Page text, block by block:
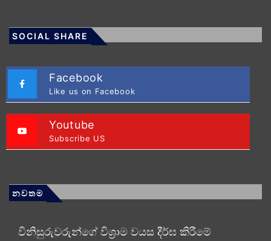
SOCIAL SHARE
Facebook
Like us on Facebook
Youtube
Subscribe US
නවතම
විනිසුරුවරුන්ගේ විශ්‍රාම වයස දීර්ඝ කිරීමේ